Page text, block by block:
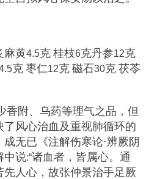
麻黄4.5克 桂枝6克丹参12克
克 枣仁12克 磁石30克 茯苓
香附、乌药等理气之品，但
风心治血及重视肺循环的
无已《注解伤寒论·辨厥阴
中说:“诸血者，皆属心。通
人心，故张仲景治手足厥